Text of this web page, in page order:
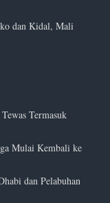
dan Kidal, Mali
Termasuk
Mulai Kembali ke
dan Pelabuhan